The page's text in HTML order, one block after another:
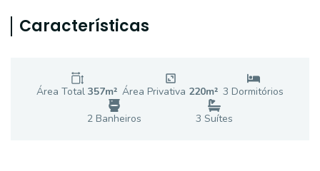
Características
Área Total 357m² Área Privativa 220m² 3 Dormitórios
2Banheiros 3 Suítes